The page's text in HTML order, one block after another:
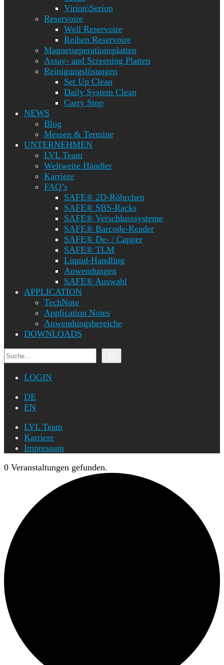
Virion\Serion
Reservoire
Well Reservoire
Reihen Reservoire
Magnetseperationsplatten
Assay- and Screening Platten
Reinigungslösungen
Set Up Clean
Daily System Clean
Carry Stop
NEWS
Blog
Messen & Termine
UNTERNEHMEN
LVL Team
Weltweite Händler
Karriere
FAQ’s
SAFE® 2D-Röhrchen
SAFE® SBS-Racks
SAFE® Verschlusssysteme
SAFE® Barcode-Reader
SAFE® De- / Capper
SAFE® TLM
Liquid-Handling
Anwendungen
SAFE® Auswahl
APPLICATION
TechNote
Application Notes
Anwendungsbereiche
DOWNLOADS
Suchen
LOGIN
DE
EN
LVL Team
Karriere
Impressum
0 Veranstaltungen gefunden.